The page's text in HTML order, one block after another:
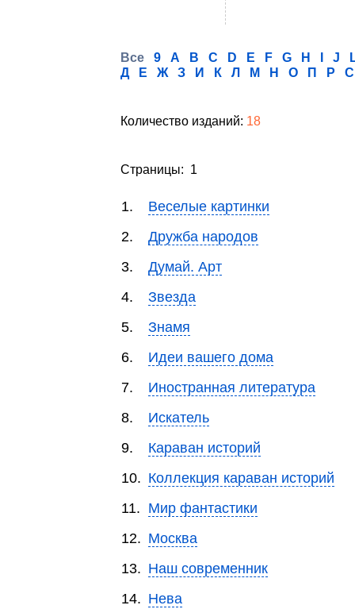
Все 9 A B C D E F G H J
Д
Е Ж З И К Л М Н О П Р С
Количество изданий: 18
Страницы: 1
1.
Веселые картинки
2.
Дружба народов
3.
Думай. Арт
4.
Звезда
5.
Знамя
6.
Идеи вашего дома
7.
Иностранная литература
8.
Искатель
9.
Караван историй
10. Коллекция караван историй
11. Мир фантастики
12. Москва
13. Наш современник
14. Нева